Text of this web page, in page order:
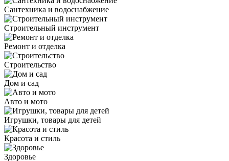
Сантехника и водоснабжение
Строительный инструмент
Ремонт и отделка
Строительство
Дом и сад
Авто и мото
Игрушки, товары для детей
Красота и стиль
Здоровье